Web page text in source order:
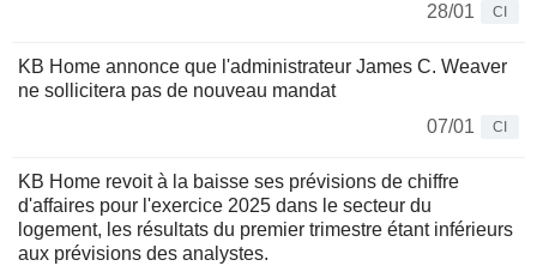
28/01
CI
KB Home annonce que l'administrateur James C. Weaver
ne sollicitera pas de nouveau mandat
07/01
CI
KB Home revoit à la baisse ses prévisions de chiffre
d'affaires pour l'exercice 2025 dans le secteur du
logement, les résultats du premier trimestre étant inférieurs
aux prévisions des analystes.